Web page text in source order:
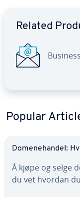
Related
Popular
Domenehandel:
Å kjøpe og selge
du vet hvordan